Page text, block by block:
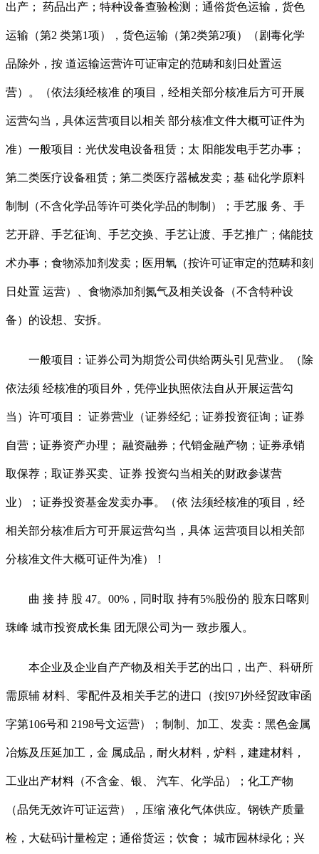
出产； 药品出产；特种设备查验检测；通俗货色运输，货色
运输（第2 类第1项），货色运输（第2类第2项）（剧毒化学
品除外，按 道运输运营许可证审定的范畴和刻日处置运
营）。（依法须经核准 的项目，经相关部分核准后方可开展
运营勾当，具体运营项目以相关 部分核准文件大概可证件为
准）一般项目：光伏发电设备租赁；太 阳能发电手艺办事；
第二类医疗设备租赁；第二类医疗器械发卖；基 础化学原料
制制（不含化学品等许可类化学品的制制）；手艺服 务、手
艺开辟、手艺征询、手艺交换、手艺让渡、手艺推广；储能技
术办事；食物添加剂发卖；医用氧（按许可证审定的范畴和刻
日处置 运营）、食物添加剂氮气及相关设备（不含特种设
备）的设想、安拆。
一般项目：证券公司为期货公司供给两头引见营业。（除
依法须 经核准的项目外，凭停业执照依法自从开展运营勾
当）许可项目： 证券营业（证券经纪；证券投资征询；证券
自营；证券资产办理； 融资融券；代销金融产物；证券承销
取保荐；取证券买卖、证券 投资勾当相关的财政参谋营
业）；证券投资基金发卖办事。（依 法须经核准的项目，经
相关部分核准后方可开展运营勾当，具体 运营项目以相关部
分核准文件大概可证件为准）！
曲 接 持 股 47。00%，同时取 持有5%股份的 股东日喀则
珠峰 城市投资成长集 团无限公司为一 致步履人。
本企业及企业自产产物及相关手艺的出口，出产、科研所
需原辅 材料、零配件及相关手艺的进口（按[97]外经贸政审函
字第106号和 2198号文运营）；制制、加工、发卖：黑色金属
冶炼及压延加工，金 属成品，耐火材料，炉料，建建材料，
工业出产材料（不含金、银、 汽车、化学品）；化工产物
（品凭无效许可证运营），压缩 液化气体供应。钢铁产质量
检，大砝码计量检定；通俗货运；饮食； 城市园林绿化；兴